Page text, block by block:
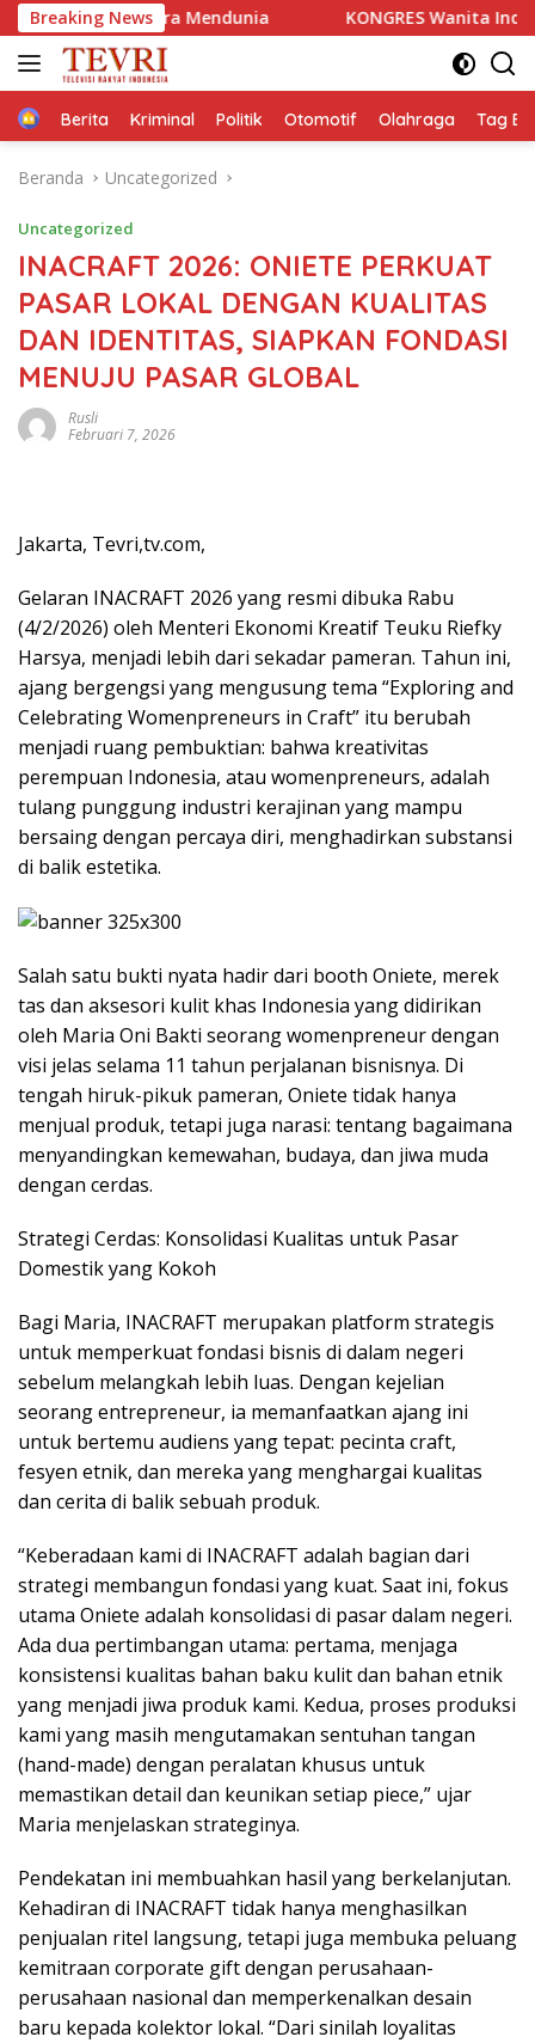
Langsung
ke
konten
Breaking News
Mendunia KONGRES Wanita Indonesia (Kowani)
HomeBerita Kriminal Politik Otomotif Olahraga Tag
Beranda Uncategorized
Uncategorized
INACRAFT 2026: ONIETE PERKUAT
PASAR LOKAL DENGAN KUALITAS
DAN IDENTITAS, SIAPKAN FONDASI
MENUJU PASAR GLOBAL
Rusli
Februari 7, 2026
Jakarta, Tevri,tv.com,
Gelaran INACRAFT 2026 yang resmi dibuka Rabu
(4/2/2026) oleh Menteri Ekonomi Kreatif Teuku Riefky
Harsya, menjadi lebih dari sekadar pameran. Tahun ini,
ajang bergengsi yang mengusung tema “Exploring and
Celebrating Womenpreneurs in Craft” itu berubah
menjadi ruang pembuktian: bahwa kreativitas
perempuan Indonesia, atau womenpreneurs, adalah
tulang punggung industri kerajinan yang mampu
bersaing dengan percaya diri, menghadirkan substansi
di balik estetika.
Salah satu bukti nyata hadir dari booth Oniete, merek
tas dan aksesori kulit khas Indonesia yang didirikan
oleh Maria Oni Bakti seorang womenpreneur dengan
visi jelas selama 11 tahun perjalanan bisnisnya. Di
tengah hiruk-pikuk pameran, Oniete tidak hanya
menjual produk, tetapi juga narasi: tentang bagaimana
menyandingkan kemewahan, budaya, dan jiwa muda
dengan cerdas.
Strategi Cerdas: Konsolidasi Kualitas untuk Pasar
Domestik yang Kokoh
Bagi Maria, INACRAFT merupakan platform strategis
untuk memperkuat fondasi bisnis di dalam negeri
sebelum melangkah lebih luas. Dengan kejelian
seorang entrepreneur, ia memanfaatkan ajang ini
untuk bertemu audiens yang tepat: pecinta craft,
fesyen etnik, dan mereka yang menghargai kualitas
dan cerita di balik sebuah produk.
“Keberadaan kami di INACRAFT adalah bagian dari
strategi membangun fondasi yang kuat. Saat ini, fokus
utama Oniete adalah konsolidasi di pasar dalam negeri.
Ada dua pertimbangan utama: pertama, menjaga
konsistensi kualitas bahan baku kulit dan bahan etnik
yang menjadi jiwa produk kami. Kedua, proses produksi
kami yang masih mengutamakan sentuhan tangan
(hand-made) dengan peralatan khusus untuk
memastikan detail dan keunikan setiap piece,” ujar
Maria menjelaskan strateginya.
Pendekatan ini membuahkan hasil yang berkelanjutan.
Kehadiran di INACRAFT tidak hanya menghasilkan
penjualan ritel langsung, tetapi juga membuka peluang
kemitraan corporate gift dengan perusahaan-
perusahaan nasional dan memperkenalkan desain
baru kepada kolektor lokal. “Dari sinilah loyalitas